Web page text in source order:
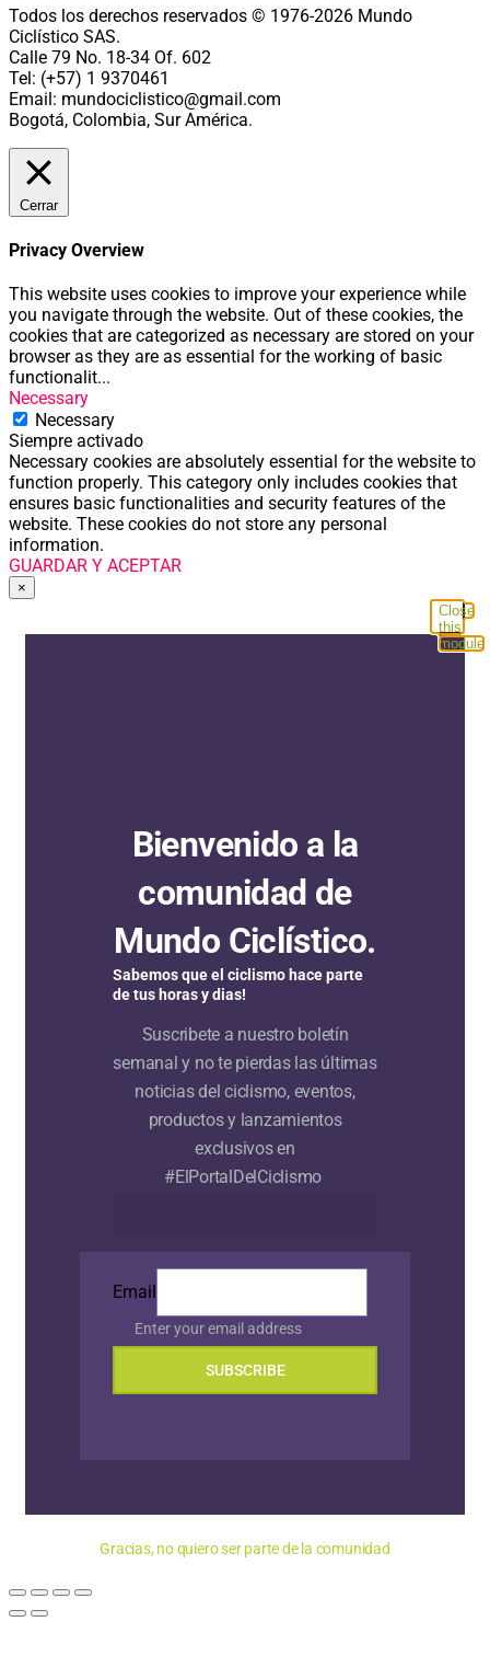
Todos los derechos reservados © 1976-2026 Mundo
Ciclístico SAS.
Calle 79 No. 18-34 Of. 602
Tel: (+57) 1 9370461
Email: mundociclistico@gmail.com
Bogotá, Colombia, Sur América.
Cerrar
Privacy Overview
This website uses cookies to improve your experience while
you navigate through the website. Out of these cookies, the
cookies that are categorized as necessary are stored on your
browser as they are as essential for the working of basic
functionalit...
Necessary
Necessary
Siempre activado
Necessary cookies are absolutely essential for the website to
function properly. This category only includes cookies that
ensures basic functionalities and security features of the
website. These cookies do not store any personal
information.
GUARDAR Y ACEPTAR
×
Close
this
module
Bienvenido a la
comunidad de
Mundo Ciclístico.
Sabemos que el ciclismo hace parte
de tus horas y dias!
Suscribete a nuestro boletín
semanal y no te pierdas las últimas
noticias del ciclismo, eventos,
productos y lanzamientos
exclusivos en
#ElPortalDelCiclismo
Email
Enter your email address
SUBSCRIBE
Gracias, no quiero ser parte de la comunidad